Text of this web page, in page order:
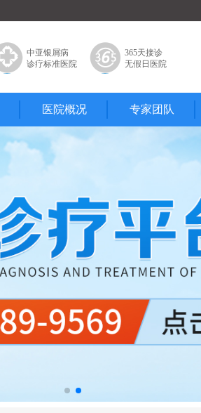
中亚银屑病
诊疗标准医院
365天接诊
无假日医院
医院概况 专家团队